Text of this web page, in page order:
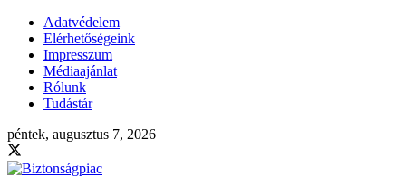
Adatvédelem
Elérhetőségeink
Impresszum
Médiaajánlat
Rólunk
Tudástár
péntek, augusztus 7, 2026